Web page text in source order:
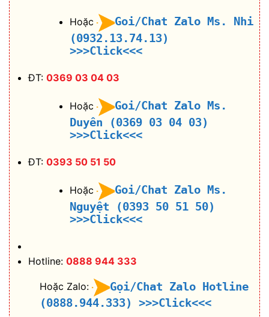
Hoặc
Goi/Chat Zalo Ms. Nhi
(0932.13.74.13)
>>>Click<<<
ĐT: 0369 03 04 03
Hoặc
Goi/Chat Zalo Ms.
Duyên (0369 03 04 03)
>>>Click<<<
ĐT: 0393 50 51 50
Hoặc
Goi/Chat Zalo Ms.
Nguyệt (0393 50 51 50)
>>>Click<<<
Hotline: 0888 944 333
Hoặc Zalo:
Gọi/Chat Zalo Hotline
(0888.944.333)
>>>Click<<<